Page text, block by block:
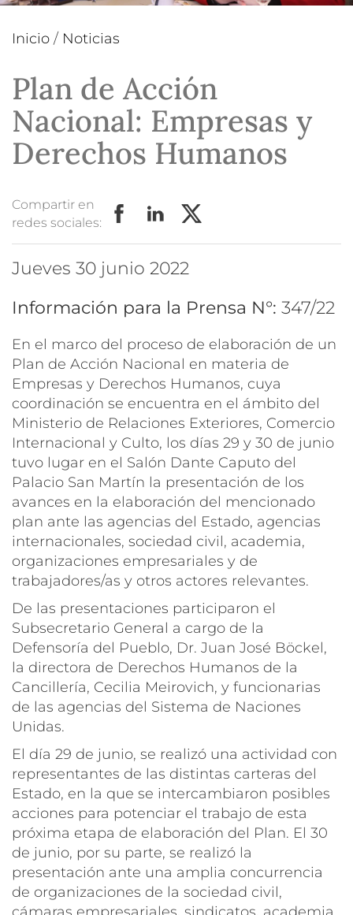
Inicio / Noticias
Plan de Acción
Nacional: Empresas y
Derechos Humanos
Compartir en
redes sociales:
jueves 30 junio 2022
Información para la Prensa N°: 347/22
En el marco del proceso de elaboración de un
Plan de Acción Nacional en materia de
Empresas y Derechos Humanos, cuya
coordinación se encuentra en el ámbito del
Ministerio de Relaciones Exteriores, Comercio
Internacional y Culto, los días 29 y 30 de junio
tuvo lugar en el Salón Dante Caputo del
Palacio San Martín la presentación de los
avances en la elaboración del mencionado
plan ante las agencias del Estado, agencias
internacionales, sociedad civil, academia,
organizaciones empresariales y de
trabajadores/as y otros actores relevantes.
De las presentaciones participaron el
Subsecretario General a cargo de la
Defensoría del Pueblo, Dr. Juan José Böckel,
la directora de Derechos Humanos de la
Cancillería, Cecilia Meirovich, y funcionarias
de las agencias del Sistema de Naciones
Unidas.
El día 29 de junio, se realizó una actividad con
representantes de las distintas carteras del
Estado, en la que se intercambiaron posibles
acciones para potenciar el trabajo de esta
próxima etapa de elaboración del Plan. El 30
de junio, por su parte, se realizó la
presentación ante una amplia concurrencia
de organizaciones de la sociedad civil,